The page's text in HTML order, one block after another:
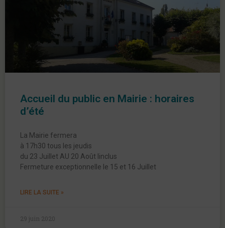
Accueil du public en Mairie : horaires
d’été
La Mairie fermera
à 17h30 tous les jeudis
du 23 Juillet AU 20 Août Iinclus
Fermeture exceptionnelle le 15 et 16 Juillet
LIRE LA SUITE »
29 juin 2020